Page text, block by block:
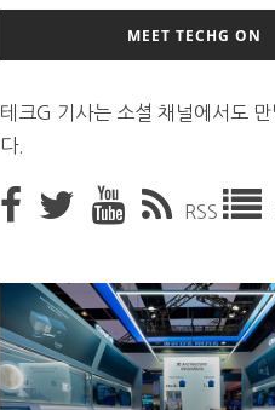
MEET TECHG ON
테크G 기사는 소셜 채널에서도 만
다.
RSS